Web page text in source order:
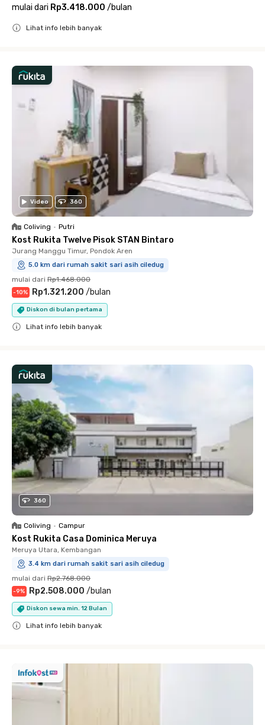
mulai dari Rp3.418.000 /bulan
Lihat info lebih banyak
Video 360
Coliving • Putri
Kost Rukita Twelve Pisok STAN Bintaro
Jurang Manggu Timur, Pondok Aren
5.0 km dari rumah sakit sari asih ciledug
mulai dari Rp1.468.000
-10% Rp1.321.200 /bulan
Diskon di bulan pertama
Lihat info lebih banyak
360
Coliving • Campur
Kost Rukita Casa Dominica Meruya
Meruya Utara, Kembangan
3.4 km dari rumah sakit sari asih ciledug
mulai dari Rp2.768.000
-9% Rp2.508.000 /bulan
Diskon sewa min. 12 Bulan
Lihat info lebih banyak